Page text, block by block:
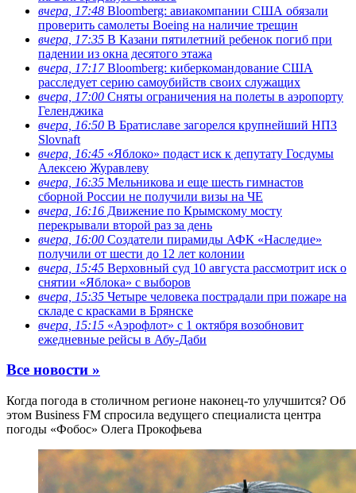
вчера, 17:48 Bloomberg: авиакомпании США обязали
проверить самолеты Boeing на наличие трещин
вчера, 17:35 В Казани пятилетний ребенок погиб при
падении из окна десятого этажа
вчера, 17:17Bloomberg: киберкомандование США
расследует серию самоубийств своих служащих
вчера, 17:00 Сняты ограничения на полеты в аэропорту
Геленджика
вчера, 16:50 В Братиславе загорелся крупнейший НПЗ
Slovnaft
вчера, 16:45 «Яблоко» подаст иск к депутату Госдумы
Алексею Журавлеву
вчера, 16:35 Мельникова и еще шесть гимнастов
сборной России не получили визы на ЧЕ
вчера, 16:16 Движение по Крымскому мосту
перекрывали второй раз за день
вчера, 16:00 Создатели пирамиды АФК «Наследие»
получили от шести до 12 лет колонии
вчера, 15:45 Верховный суд 10 августа рассмотрит иск о
снятии «Яблока» с выборов
вчера, 15:35 Четыре человека пострадали при пожаре на
складе с красками в Брянске
вчера, 15:15 «Аэрофлот» с 1 октября возобновит
ежедневные рейсы в Абу-Даби
Все новости »
Когда погода в столичном регионе наконец-то улучшится? Об
этом Business FM спросила ведущего специалиста центра
погоды «Фобос» Олега Прокофьева